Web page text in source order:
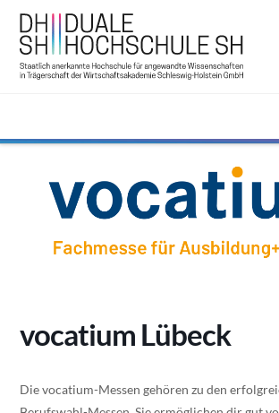
vocatium Lübeck
Die vocatium-Messen gehören zu den